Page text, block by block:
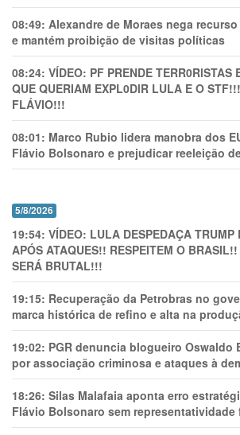
08:49: Alexandre de Moraes nega
e mantém proibição de visitas políticas
08:24: VÍDEO: PF PRENDE TERR0RlSTAS
QUE QUERIAM EXPL0DlR LULA E O
FLÁVIO!!!
08:01: Marco Rubio lidera manobra dos
Flávio Bolsonaro e prejudicar reeleição
5/8/2026
19:54: VÍDEO: LULA DESPEDAÇA TRUMP
APÓS ATAQUES!! RESPEITEM O
SERÁ BRUTAL!!!
19:15: Recuperação da Petrobras no
marca histórica de refino e alta na
19:02: PGR denuncia blogueiro Oswaldo
por associação criminosa e ataques à
18:26: Silas Malafaia aponta erro
Flávio Bolsonaro sem representatividade